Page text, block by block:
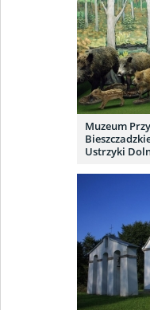
Muzeum
Ustrzyki